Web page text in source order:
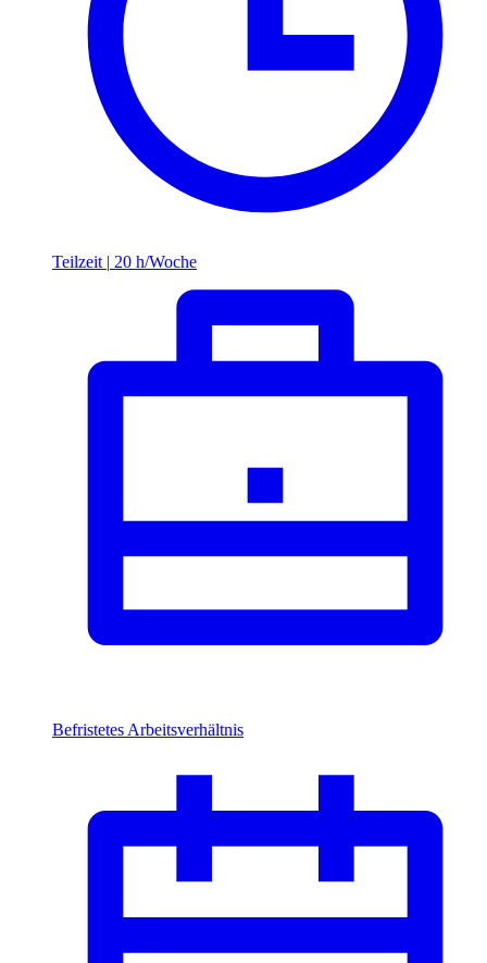
Teilzeit | 20 h/Woche
Befristetes Arbeitsverhältnis